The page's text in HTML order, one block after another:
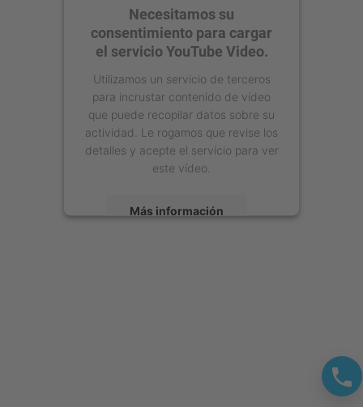
Necesitamos su
consentimiento para cargar
el servicio YouTube Video.
Utilizamos un servicio de terceros
para incrustar contenido de vídeo
que puede recopilar datos sobre su
actividad. Le rogamos que revise los
detalles y acepte el servicio para ver
este vídeo.
Más información